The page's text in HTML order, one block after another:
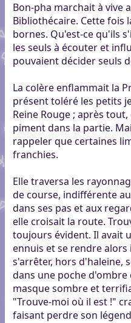
Bon-pha marchait à vive
Bibliothécaire. Cette fois
bornes. Qu'est-ce qu'ils
les seuls à écouter et
pouvaient décider seuls
La colère enflammait la
présent toléré les petits
Reine Rouge ; après
piment dans la partie.
rappeler que certaines
franchies.
Elle traversa les
de course, indifférente
dans ses pas et aux
elle croisait la route.
toujours évident. Il avait
ennuis et se rendre
s'arrêter, hors d'haleine,
dans une poche
masque sombre et
"Trouve-moi où il est !"
faisant perdre son